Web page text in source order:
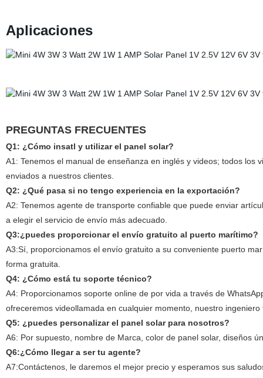
Aplicaciones
PREGUNTAS FRECUENTES
Q1: ¿Cómo insatl y utilizar el panel solar?
A1: Tenemos el manual de enseñanza en inglés y videos; todos
enviados a nuestros clientes.
Q2: ¿Qué pasa si no tengo experiencia en la exportación?
A2: Tenemos agente de transporte confiable que puede enviar
a elegir el servicio de envío más adecuado.
Q3:¿puedes proporcionar el envío gratuito al puerto marítimo?
A3:Sí, proporcionamos el envío gratuito a su conveniente puerto
forma gratuita.
Q4: ¿Cómo está tu soporte técnico?
A4: Proporcionamos soporte online de por vida a través de
ofreceremos videollamada en cualquier momento, nuestro
Q5: ¿puedes personalizar el panel solar para nosotros?
A6: Por supuesto, nombre de Marca, color de panel solar, diseños
Q6:¿Cómo llegar a ser tu agente?
A7:Contáctenos, le daremos el mejor precio y esperamos sus